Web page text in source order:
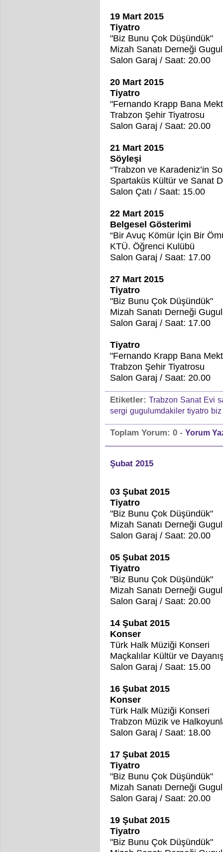
19 Mart 2015
Tiyatro
"Biz Bunu Çok Düşündük"
Mizah Sanatı Derneği
Salon Garaj / Saat: 20.00
20 Mart 2015
Tiyatro
"Fernando Krapp Bana
Trabzon Şehir Tiyatrosu
Salon Garaj / Saat: 20.00
21 Mart 2015
Söyleşi
“Trabzon ve Karadeniz’in
Spartaküs Kültür ve Sanat
Salon Çatı / Saat: 15.00
22 Mart 2015
Belgesel Gösterimi
“Bir Avuç Kömür İçin Bir
KTÜ. Öğrenci Kulübü
Salon Garaj / Saat: 17.00
27 Mart 2015
Tiyatro
"Biz Bunu Çok Düşündük"
Mizah Sanatı Derneği
Salon Garaj / Saat: 17.00
Tiyatro
"Fernando Krapp Bana
Trabzon Şehir Tiyatrosu
Salon Garaj / Saat: 20.00
Etiketler: Trabzon Sanat Evi
sergi gugulumdakiler tiyatro biz
Toplam Yorum: 0- Yorum
Şubat 2015
03 Şubat 2015
Tiyatro
"Biz Bunu Çok Düşündük"
Mizah Sanatı Derneği
Salon Garaj / Saat: 20.00
05 Şubat 2015
Tiyatro
"Biz Bunu Çok Düşündük"
Mizah Sanatı Derneği
Salon Garaj / Saat: 20.00
14 Şubat 2015
Konser
Türk Halk Müziği Konseri
Maçkalılar Kültür ve
Salon Garaj / Saat: 15.00
16 Şubat 2015
Konser
Türk Halk Müziği Konseri
Trabzon Müzik ve
Salon Garaj / Saat: 18.00
17 Şubat 2015
Tiyatro
"Biz Bunu Çok Düşündük"
Mizah Sanatı Derneği
Salon Garaj / Saat: 20.00
19 Şubat 2015
Tiyatro
"Biz Bunu Çok Düşündük"